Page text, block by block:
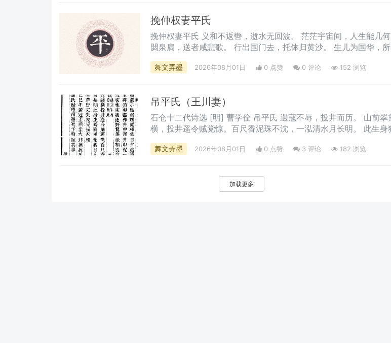
挽仲权妻平氏
挽仲权妻平氏 义和不返辔，逝水无回波。 茫茫宇宙间，人生能几何。 哀哉
閟泉扃，送者咸悲歌。 行出国门去，托体归黄沙。 生儿为国华，所得不既
舞文弄墨 2026年08月01日 0 点赞 0 评论 152 浏览
吊平氏（王川妻）
石仓十二代诗选 [明] 曹学佺 吊平氏 遇寇不辱，投井而历。 山前翠黛走纵
横，投井遥令贼党惊。百尺香泥珠不沈，一泓清水月长明。 此生身独关风
舞文弄墨 2026年08月01日 0 点赞 3 评论 182 浏览
加载更多